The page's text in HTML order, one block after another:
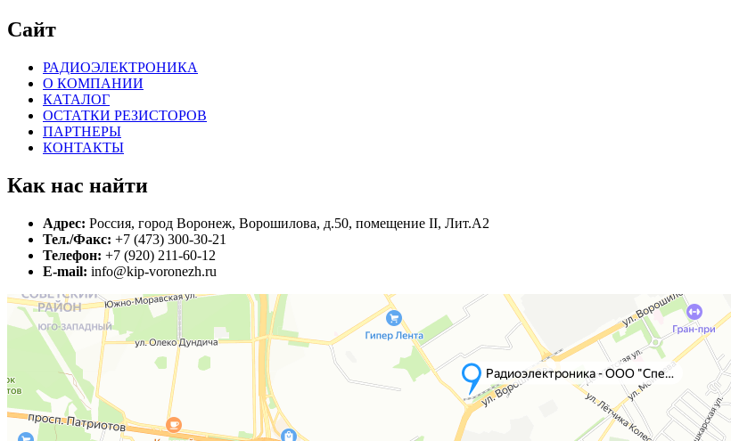
Сайт
РАДИОЭЛЕКТРОНИКА
О КОМПАНИИ
КАТАЛОГ
ОСТАТКИ РЕЗИСТОРОВ
ПАРТНЕРЫ
КОНТАКТЫ
Как нас найти
Адрес: Россия, город Воронеж, Ворошилова, д.50, помещение II, Лит.А2
Тел./Факс: +7 (473) 300-30-21
Телефон: +7 (920) 211-60-12
E-mail: info@kip-voronezh.ru